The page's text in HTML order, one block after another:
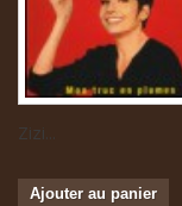
Zizi...
Ajouter au panier